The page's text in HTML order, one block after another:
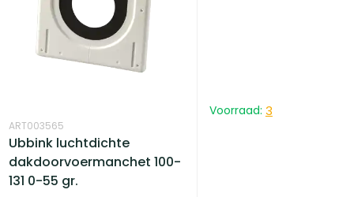
ART003565
Ubbink luchtdichte
dakdoorvoermanchet 100-
131 0-55 gr.
Voorraad: 3